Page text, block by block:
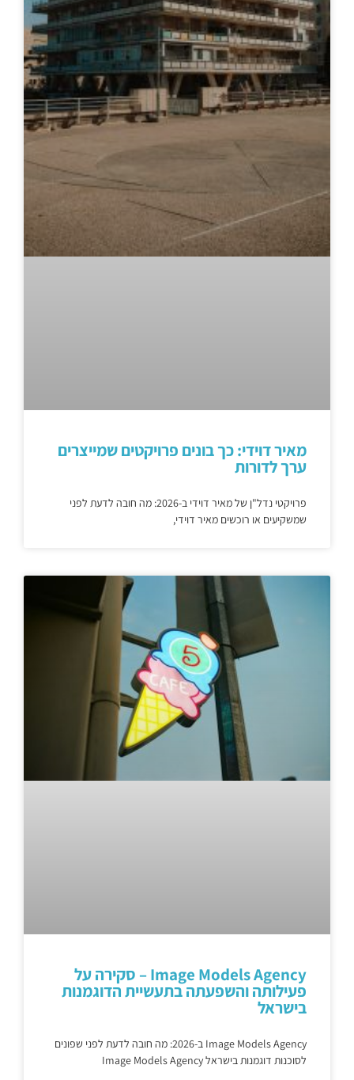
מאיר דוידי: כך בונים פרויקטים שמייצרים
ערך לדורות
פרויקטי נדל"ן של מאיר דוידי ב-2026: מה חובה לדעת לפני
שמשקיעים או רוכשים מאיר דוידי,
Image Models Agency – סקירה על
פעילותה והשפעתה בתעשיית הדוגמנות
בישראל
Image Models Agency ב-2026: מה חובה לדעת לפני שפונים
לסוכנות דוגמנות בישראל Image Models Agency